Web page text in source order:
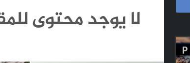
لا يوجد محتوى